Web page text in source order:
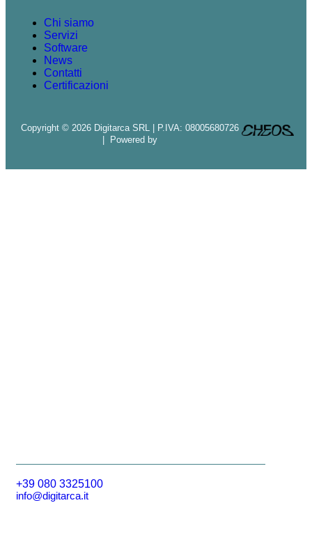
Chi siamo
Servizi
Software
News
Contatti
Certificazioni
Copyright © 2026 Digitarca SRL | P.IVA: 08005680726
| Powered by
+39 080 3325100
info@digitarca.it